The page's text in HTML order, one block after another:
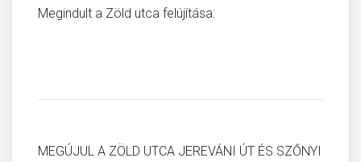
Megindult a Zöld utca felújítása:
MEGÚJUL A ZÖLD UTCA JEREVÁNI ÚT ÉS SZŐNYI